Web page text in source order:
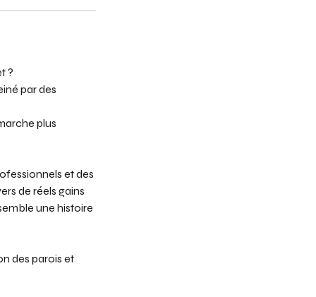
?
par des
plus
et des
de réels gains
une histoire
des parois et